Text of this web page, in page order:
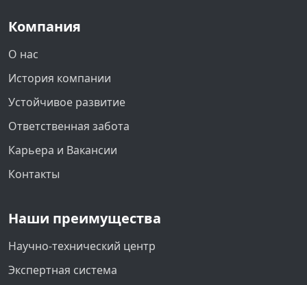
Компания
О нас
История компании
Устойчивое развитие
Ответственная забота
Карьера и Вакансии
Контакты
Наши преимущества
Научно-технический центр
Экспертная система